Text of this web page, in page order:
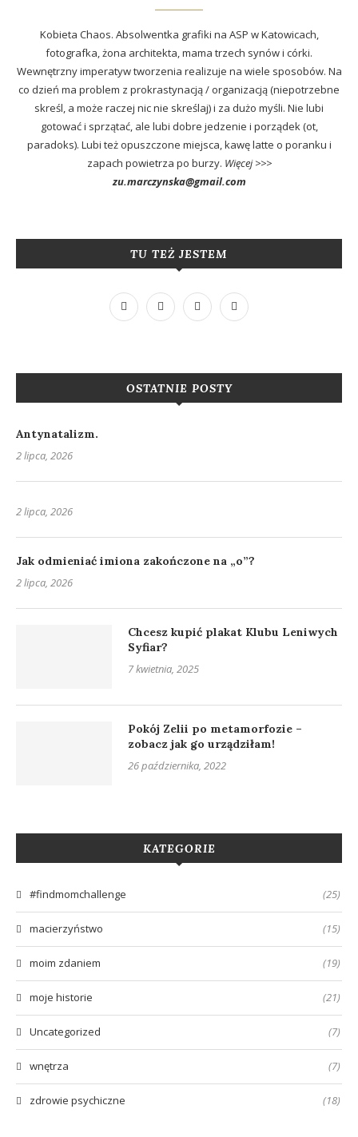
Kobieta Chaos. Absolwentka grafiki na ASP w Katowicach,
fotografka, żona architekta, mama trzech synów i córki.
Wewnętrzny imperatyw tworzenia realizuje na wiele sposobów. Na
co dzień ma problem z prokrastynacją / organizacją (niepotrzebne
skreśl, a może raczej nic nie skreślaj) i za dużo myśli. Nie lubi
gotować i sprzątać, ale lubi dobre jedzenie i porządek (ot,
paradoks). Lubi też opuszczone miejsca, kawę latte o poranku i
zapach powietrza po burzy. Więcej >>>
zu.marczynska@gmail.com
TU TEŻ JESTEM
OSTATNIE POSTY
Antynatalizm.
2 lipca, 2026
2 lipca, 2026
Jak odmieniać imiona zakończone na „o”?
2 lipca, 2026
Chcesz kupić plakat Klubu Leniwych
Syfiar?
7 kwietnia, 2025
Pokój Zelii po metamorfozie –
zobacz jak go urządziłam!
26 października, 2022
KATEGORIE
#findmomchallenge (25)
macierzyństwo (15)
moim zdaniem (19)
moje historie (21)
Uncategorized (7)
wnętrza (7)
zdrowie psychiczne (18)